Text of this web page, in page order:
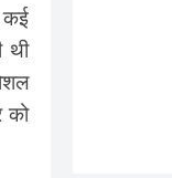
कई
थी
को